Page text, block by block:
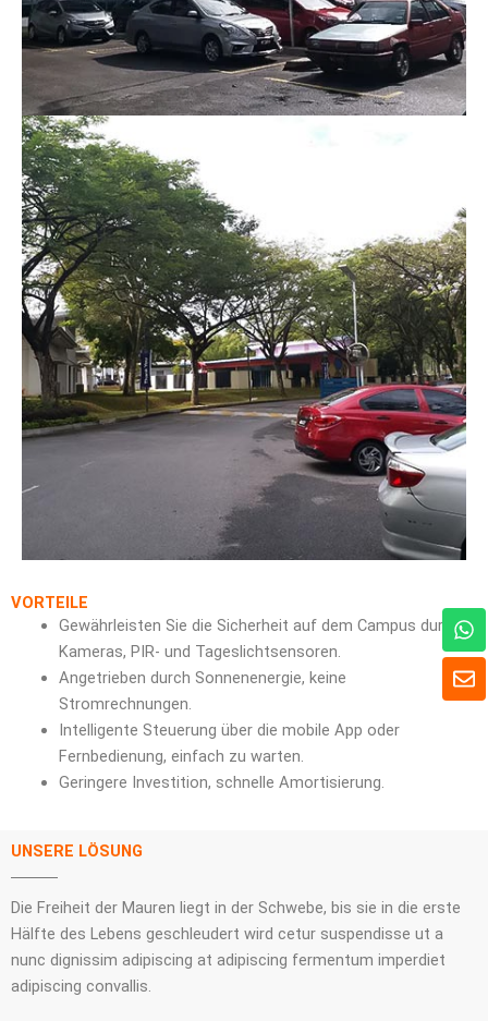
VORTEILE
Gewährleisten Sie die Sicherheit auf dem Campus durch
Kameras, PIR- und Tageslichtsensoren.
Angetrieben durch Sonnenenergie, keine
Stromrechnungen.
Intelligente Steuerung über die mobile App oder
Fernbedienung, einfach zu warten.
Geringere Investition, schnelle Amortisierung.
UNSERE LÖSUNG
Die Freiheit der Mauren liegt in der Schwebe, bis sie in die erste
Hälfte des Lebens geschleudert wird cetur suspendisse ut a
nunc dignissim adipiscing at adipiscing fermentum imperdiet
adipiscing convallis.
U
m
W
h
a
t
s